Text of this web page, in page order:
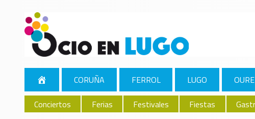
CORUÑA FERROL LUGO
Conciertos
Ferias Festivales Fiestas